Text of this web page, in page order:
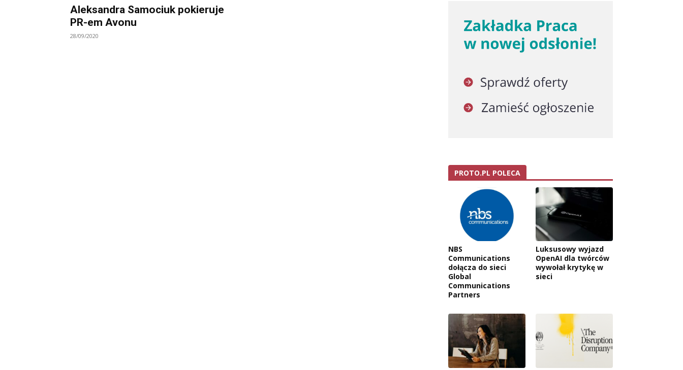
Aleksandra Samociuk pokieruje
PR-em Avonu
28/09/2020
PROTO.PL POLECA
NBS
Communications
dołącza do sieci
Global
Communications
Partners
Luksusowy wyjazd
OpenAI dla twórców
wywołał krytykę w
sieci